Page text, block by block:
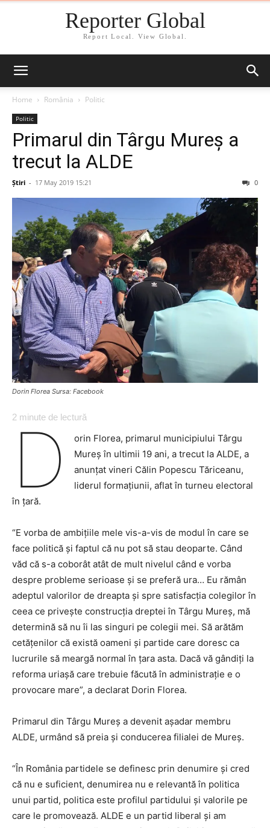
Reporter Global
Report Local. View Global.
Home România Politic
Politic
Primarul din Târgu Mureș a
trecut la ALDE
Știri - 17 May 2019 15:21 0
Dorin Florea Sursa: Facebook
2 minute de lectură
D
orin Florea, primarul municipiului Târgu
Mureș în ultimii 19 ani, a trecut la ALDE, a
anunțat vineri Călin Popescu Tăriceanu,
liderul formațiunii, aflat în turneu electoral
în țară.
“E vorba de ambițiile mele vis-a-vis de modul în care se
face politică și faptul că nu pot să stau deoparte. Când
văd că s-a coborât atât de mult nivelul când e vorba
despre probleme serioase și se preferă ura… Eu rămân
adeptul valorilor de dreapta și spre satisfacția colegilor în
ceea ce privește construcția dreptei în Târgu Mureș, mă
determină să nu îi las singuri pe colegii mei. Să arătăm
cetățenilor că există oameni și partide care doresc ca
lucrurile să meargă normal în țara asta. Dacă vă gândiți la
reforma uriașă care trebuie făcută în administrație e o
provocare mare”, a declarat Dorin Florea.
Primarul din Târgu Mureș a devenit așadar membru
ALDE, urmând să preia și conducerea filialei de Mureș.
“În România partidele se definesc prin denumire și cred
că nu e suficient, denumirea nu e relevantă în politica
unui partid, politica este profilul partidului și valorile pe
care le promovează. ALDE e un partid liberal și am